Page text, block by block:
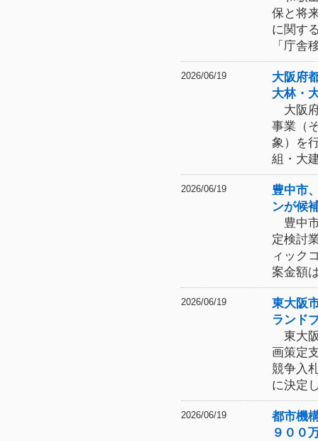
保と将
に関す
「庁舎
2026/06/19
大阪府
大林・
大阪
事業（
象）を
組・大
2026/06/19
豊中市
ンが候
豊中
定検討
ィック
案金額
2026/06/19
東大阪
ランド
東大
画策定
競争入
に決定
2026/06/19
都市機
９００